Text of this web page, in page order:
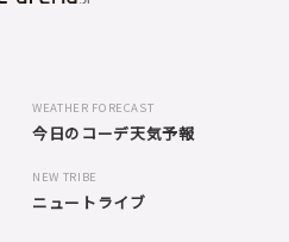
WEATHER FORECAST
今日のコーデ天気予報
NEW TRIBE
ニュートライブ